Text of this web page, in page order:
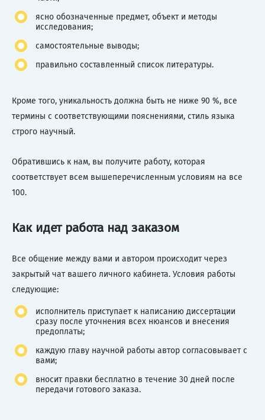
ясно обозначенные предмет, объект и методы
исследования;
самостоятельные выводы;
правильно составленный список литературы.
Кроме того, уникальность должна быть не ниже 90 %, все
термины с соответствующими пояснениями, стиль языка
строго научный.
Обратившись к нам, вы получите работу, которая
соответствует всем вышеперечисленным условиям на все
100.
Как идет работа над заказом
Все общение между вами и автором происходит через
закрытый чат вашего личного кабинета. Условия работы
следующие:
исполнитель приступает к написанию диссертации
сразу после уточнения всех нюансов и внесения
предоплаты;
каждую главу научной работы автор согласовывает с
вами;
вносит правки бесплатно в течение 30 дней после
передачи готового заказа.